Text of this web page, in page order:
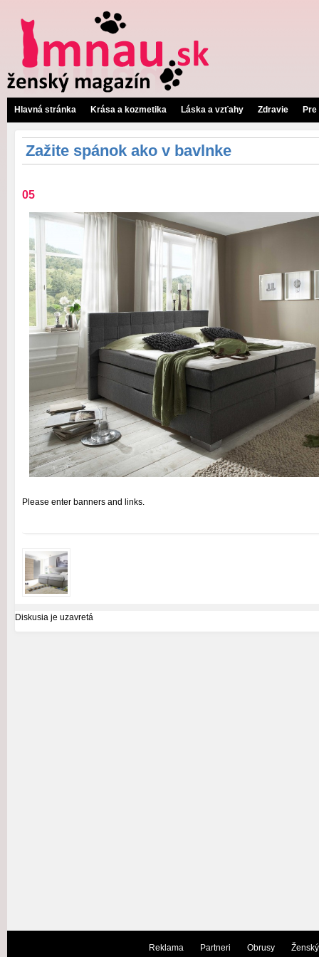
Hlavná stránka Krása a kozmetika Láska a vzťahy Zdravie
Zažite spánok ako v bavlnke
05
Please enter banners and links.
Diskusia je uzavretá
Reklama Partneri Obrusy